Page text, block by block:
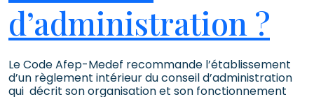
d’administration ?
Le Code Afep-Medef recommande l’établissement
d’un règlement intérieur du conseil d’administration
qui décrit son organisation et son fonctionnement